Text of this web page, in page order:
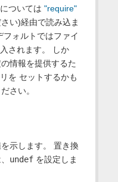
ついては "require"
い)経由で読み込ま
ォルトではファイ
されます。 しか
情報を提供するた
を セットするかも
さい。
示します。 置き換
undefを設定しま